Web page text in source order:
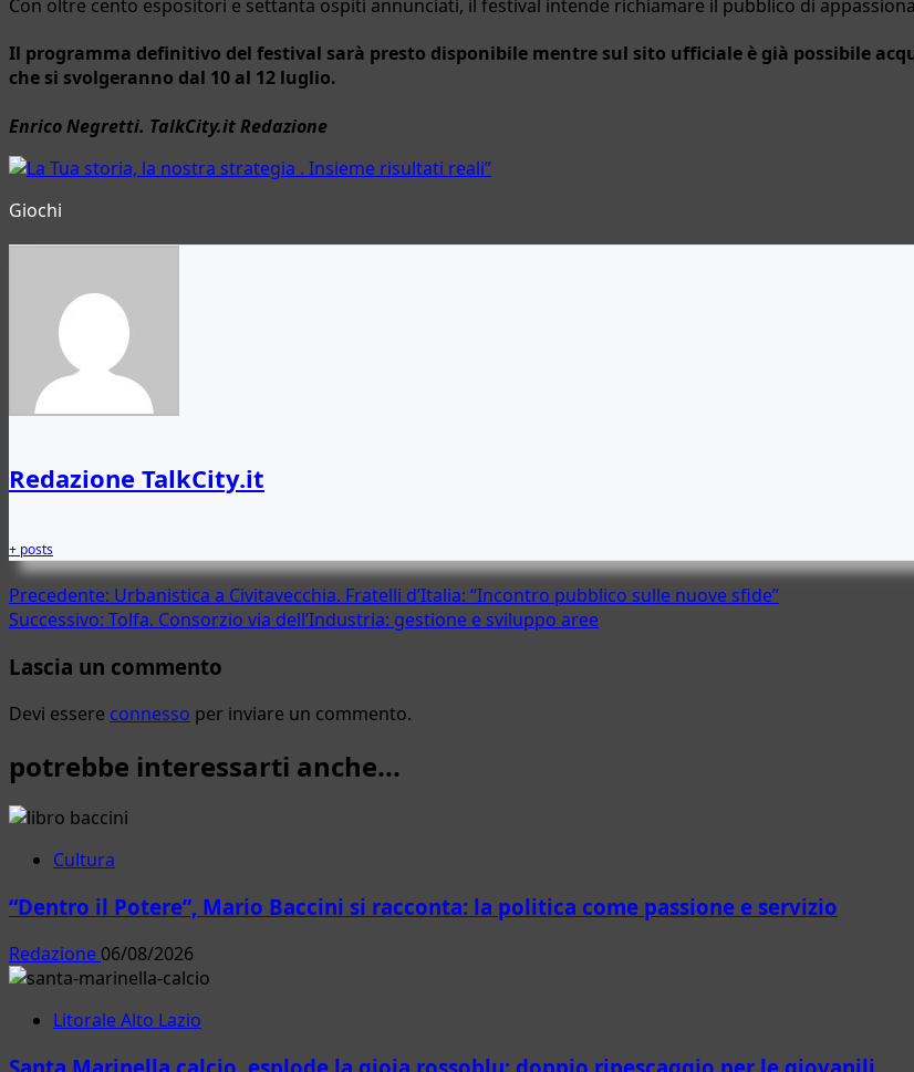
Con oltre cento espositori e settanta ospiti annunciati, il festival intende richiamare il pubblico di
Il programma definitivo del festival sarà presto disponibile mentre sul sito ufficiale è già possibile
che si svolgeranno dal 10 al 12 luglio.
Enrico Negretti. TalkCity.it Redazione
Giochi
Redazione TalkCity.it
+ posts
Navigazione
articolo
Precedente: Urbanistica a Civitavecchia. Fratelli d’Italia: “Incontro pubblico sulle nuove sfide”
Successivo: Tolfa. Consorzio via dell’Industria: gestione e sviluppo aree
Lascia un commento
Devi essere connesso per inviare un commento.
potrebbe interessarti anche...
Cultura
“Dentro il Potere”, Mario Baccini si racconta: la politica come passione e servizio
Redazione 06/08/2026
Litorale Alto Lazio